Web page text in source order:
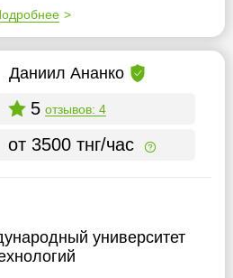
Даниил Ананко
5 отзывов: 4
от 3500 тнг/час
университет